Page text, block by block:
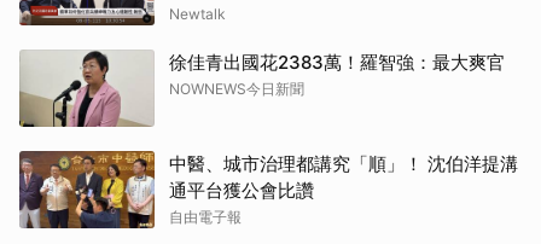
Newtalk
徐佳青出國花2383萬！羅智強：最大爽官
NOWNEWS今日新聞
中醫、城市治理都講究「順」！ 沈伯洋提溝
通平台獲公會比讚
自由電子報